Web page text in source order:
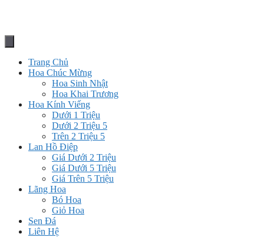
Trang Chủ
Hoa Chúc Mừng
Hoa Sinh Nhật
Hoa Khai Trương
Hoa Kính Viếng
Dưới 1 Triệu
Dưới 2 Triệu 5
Trên 2 Triệu 5
Lan Hồ Điệp
Giá Dưới 2 Triệu
Giá Dưới 5 Triệu
Giá Trên 5 Triệu
Lãng Hoa
Bó Hoa
Giỏ Hoa
Sen Đá
Liên Hệ